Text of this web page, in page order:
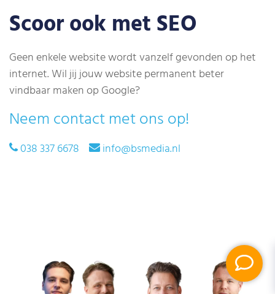
Scoor ook met SEO
Geen enkele website wordt vanzelf gevonden op het
internet. Wil jij jouw website permanent beter
vindbaar maken op Google?
Neem contact met ons op!
038 337 6678 info@bsmedia.nl